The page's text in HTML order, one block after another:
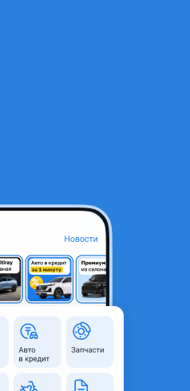
3s efe 5s efe 4s efe 2tz 2az 3vz
Алматы, Алматинская
область